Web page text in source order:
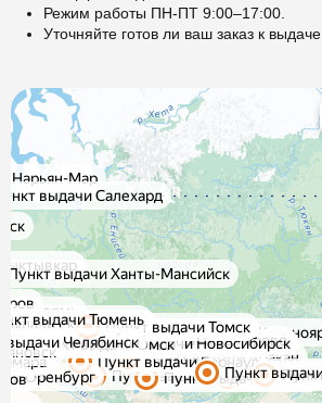
Режим работы ПН-ПТ 9:00–17:00.
Уточняйте готов ли ваш заказ к выдаче.